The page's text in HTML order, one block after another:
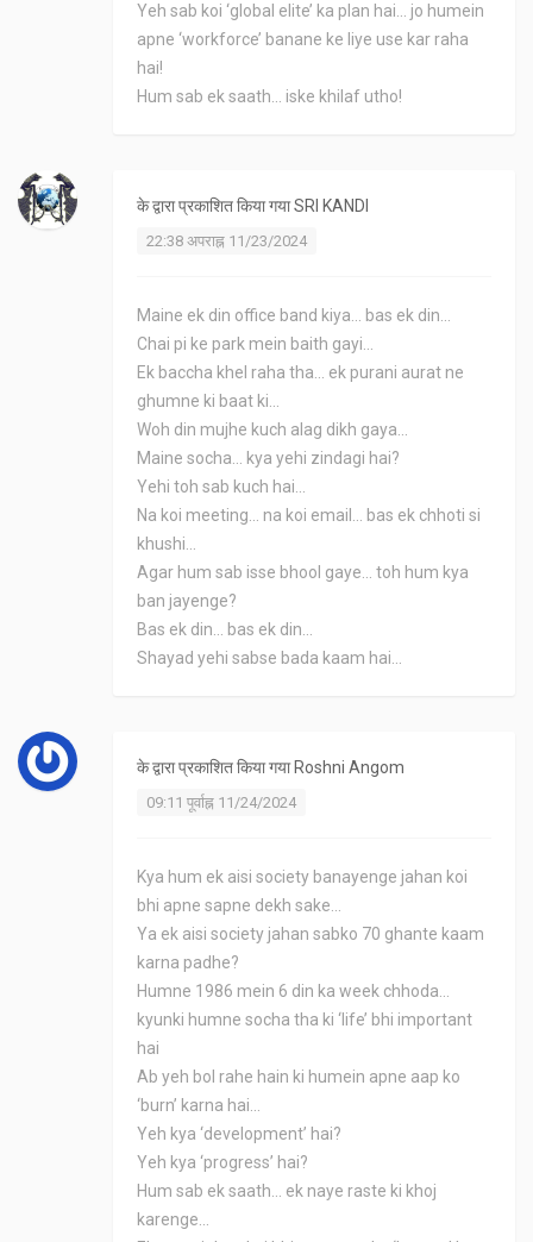
Yeh sab koi ‘global elite’ ka plan hai... jo humein
apne ‘workforce’ banane ke liye use kar raha
hai!
Hum sab ek saath... iske khilaf utho!
के द्वारा प्रकाशित किया गयाSRI KANDI
22:38 अपराह्न 11/23/2024
Maine ek din office band kiya... bas ek din...
Chai pi ke park mein baith gayi...
Ek baccha khel raha tha... ek purani aurat ne
ghumne ki baat ki...
Woh din mujhe kuch alag dikh gaya...
Maine socha... kya yehi zindagi hai?
Yehi toh sab kuch hai...
Na koi meeting... na koi email... bas ek chhoti si
khushi...
Agar hum sab isse bhool gaye... toh hum kya
ban jayenge?
Bas ek din... bas ek din...
Shayad yehi sabse bada kaam hai...
के द्वारा प्रकाशित किया गया Roshni Angom
09:11 पूर्वाह्न 11/24/2024
Kya hum ek aisi society banayenge jahan koi
bhi apne sapne dekh sake...
Ya ek aisi society jahan sabko 70 ghante kaam
karna padhe?
Humne 1986 mein 6 din ka week chhoda...
kyunki humne socha tha ki ‘life’ bhi important
hai
Ab yeh bol rahe hain ki humein apne aap ko
‘burn’ karna hai...
Yeh kya ‘development’ hai?
Yeh kya ‘progress’ hai?
Hum sab ek saath... ek naye raste ki khoj
karenge...